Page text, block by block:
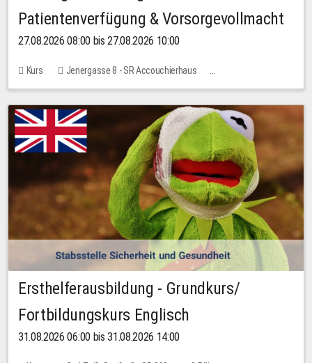
Patientenverfügung & Vorsorgevollmacht
27.08.2026 08:00 bis 27.08.2026 10:00
Kurs
Jenergasse 8 - SR Accouchierhaus
Keine freien Plätze
Ersthelferausbildung - Grundkurs/
Fortbildungskurs Englisch
31.08.2026 06:00 bis 31.08.2026 14:00